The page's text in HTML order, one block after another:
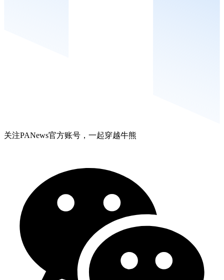
关注PANews官方账号，一起穿越牛熊